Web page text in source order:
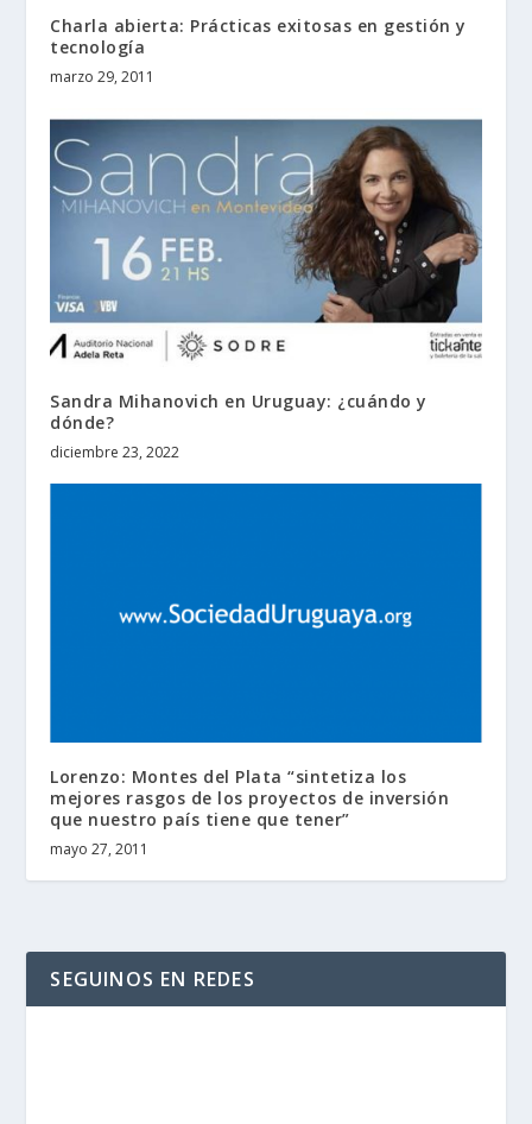
Charla abierta: Prácticas exitosas en gestión y
tecnología
marzo 29, 2011
Sandra Mihanovich en Uruguay: ¿cuándo y
dónde?
diciembre 23, 2022
Lorenzo: Montes del Plata “sintetiza los
mejores rasgos de los proyectos de inversión
que nuestro país tiene que tener”
mayo 27, 2011
SEGUINOS EN REDES